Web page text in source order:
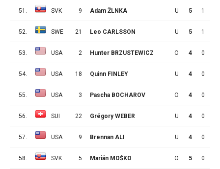
51. SVK 9 Adam ŽLNKA U 5 1
52. SWE 21 Leo CARLSSON U 5 1
53. USA 2 Hunter BRZUSTEWICZ O 4 0
54. USA 18 Quinn FINLEY U 4 0
55. USA 3 Pascha BOCHAROV O 4 0
56. SUI 22 Grégory WEBER U 4 0
57. USA 9 Brennan ALI U 4 0
58. SVK 5 Marián MOŠKO O 5 0